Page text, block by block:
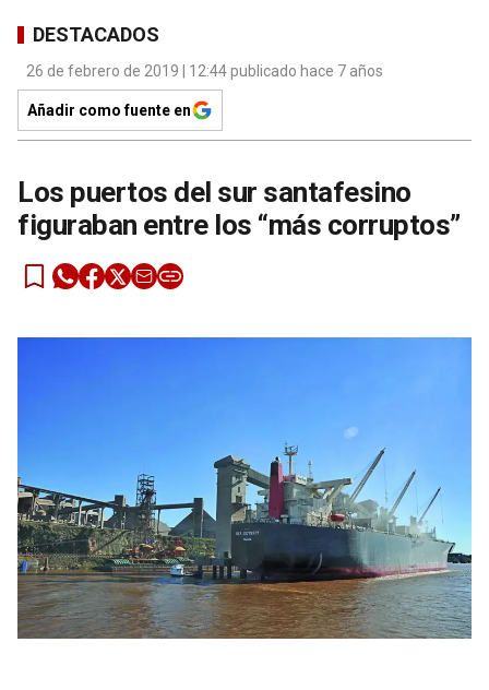
DESTACADOS
26 de febrero de 2019 | 12:44 publicado hace 7 años
Añadir como fuente en
Los puertos del sur santafesino
figuraban entre los “más corruptos”